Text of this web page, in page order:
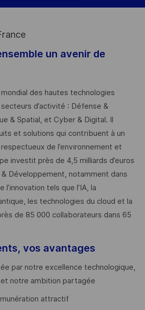
un avenir de
des hautes technologies
d’activité : Défense &
& Spatial, et Cyber & Digital. Il
et solutions qui contribuent à un
de l’environnement et
investit près de 4,5 milliards d’euros
& Développement, notamment dans
l’innovation tels que l’IA, la
les technologies du cloud et la
de 85 000 collaborateurs dans 65
vos avantages
par notre excellence technologique,
notre ambition partagée
attractif